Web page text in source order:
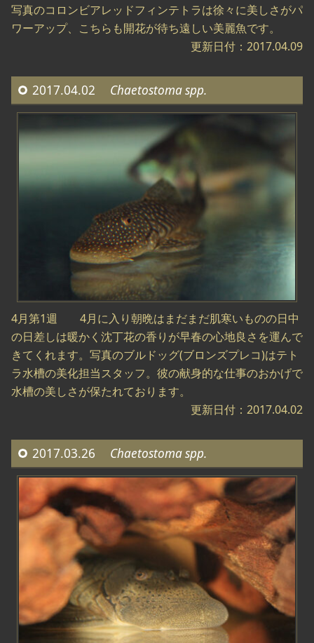
写真のコロンビアレッドフィンテトラは徐々に美しさがパ
ワーアップ、こちらも開花が待ち遠しい美麗魚です。
更新日付：2017.04.09
2017.04.02 Chaetostoma spp.
4月第1週 4月に入り朝晩はまだまだ肌寒いものの日中
の日差しは暖かく沈丁花の香りが早春の心地良さを運んで
きてくれます。写真のブルドッグ(ブロンズプレコ)はテト
ラ水槽の美化担当スタッフ。彼の献身的な仕事のおかげで
水槽の美しさが保たれております。
更新日付：2017.04.02
2017.03.26 Chaetostoma spp.